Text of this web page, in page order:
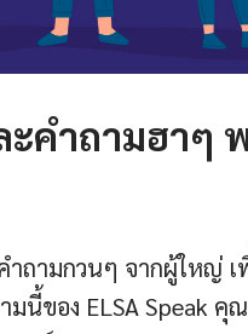
คำถามฮาๆ
ำถามกวนๆ จากผู้ใหญ่
นี้ของ ELSA Speak คุ